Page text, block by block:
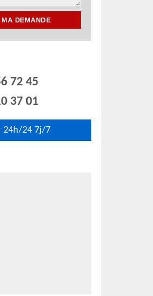
72 45
37 01
24h/24 7j/7